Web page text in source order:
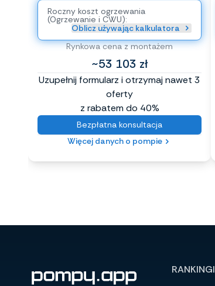
Roczny koszt ogrzewania
(Ogrzewanie i CWU):
Oblicz używając kalkulatora
Rynkowa cena z montażem
~53 103 zł
Uzupełnij formularz i otrzymaj nawet 3
oferty
z rabatem do 40%
Bezpłatna konsultacja
Więcej danych o pompie
RANKINGI